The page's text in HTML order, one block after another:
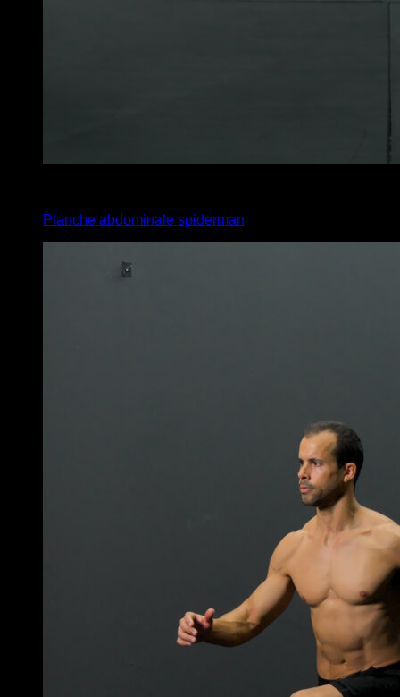
Planche abdominale spiderman